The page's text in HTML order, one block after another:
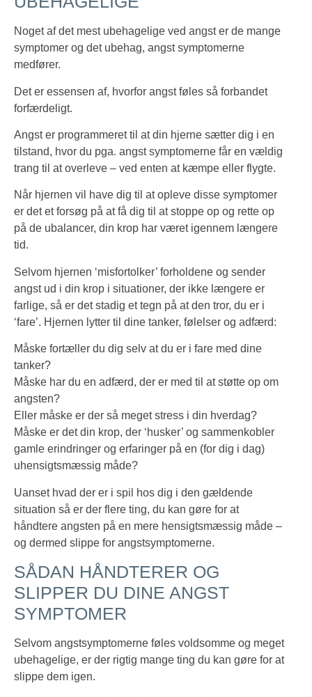
Noget af det mest ubehagelige ved angst er de mange
symptomer og det ubehag, angst symptomerne
medfører.
Det er essensen af, hvorfor angst føles så forbandet
forfærdeligt.
Angst er programmeret til at din hjerne sætter dig i en
tilstand, hvor du pga. angst symptomerne får en vældig
trang til at overleve – ved enten at kæmpe eller flygte.
Når hjernen vil have dig til at opleve disse symptomer
er det et forsøg på at få dig til at stoppe op og rette op
på de ubalancer, din krop har været igennem længere
tid.
Selvom hjernen ‘misfortolker’ forholdene og sender
angst ud i din krop i situationer, der ikke længere er
farlige, så er det stadig et tegn på at den tror, du er i
‘fare’. Hjernen lytter til dine tanker, følelser og adfærd:
Måske fortæller du dig selv at du er i fare med dine
tanker?
Måske har du en adfærd, der er med til at støtte op om
angsten?
Eller måske er der så meget stress i din hverdag?
Måske er det din krop, der ‘husker’ og sammenkobler
gamle erindringer og erfaringer på en (for dig i dag)
uhensigtsmæssig måde?
Uanset hvad der er i spil hos dig i den gældende
situation så er der flere ting, du kan gøre for at
håndtere angsten på en mere hensigtsmæssig måde –
og dermed slippe for angstsymptomerne.
SÅDAN HÅNDTERER OG
SLIPPER DU DINE ANGST
SYMPTOMER
Selvom angstsymptomerne føles voldsomme og meget
ubehagelige, er der rigtig mange ting du kan gøre for at
slippe dem igen.